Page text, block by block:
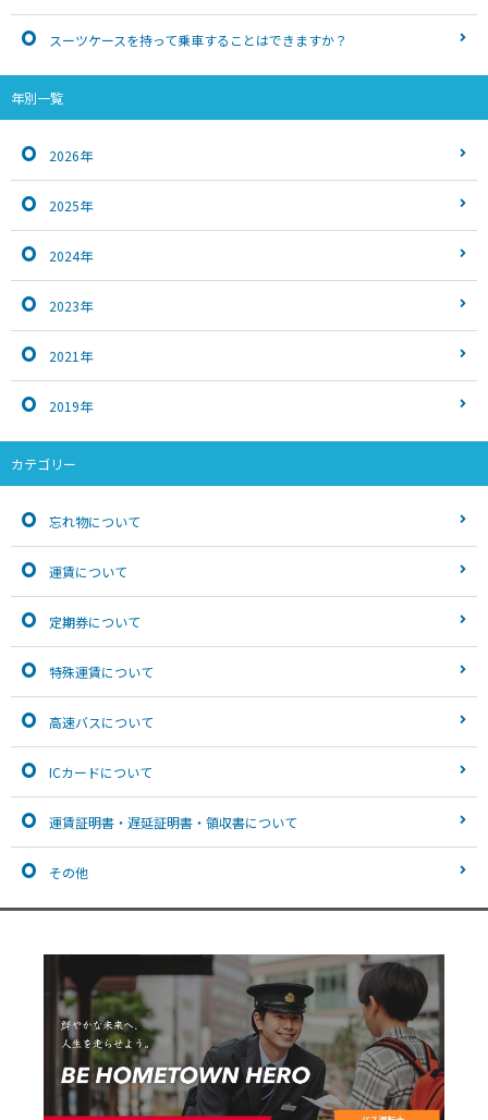
スーツケースを持って乗車することはできますか？
年別一覧
2026年
2025年
2024年
2023年
2021年
2019年
カテゴリー
忘れ物について
運賃について
定期券について
特殊運賃について
高速バスについて
ICカードについて
運賃証明書・遅延証明書・領収書について
その他